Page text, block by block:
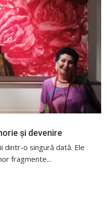
și devenire
dintr-o singură dată. Ele
fragmente...